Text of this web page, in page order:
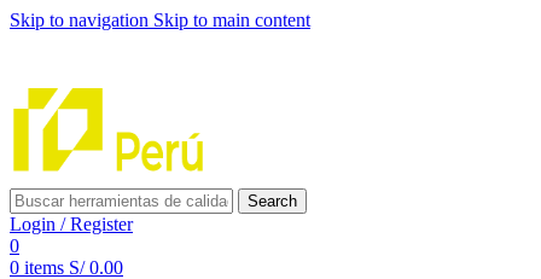
Skip to navigation Skip to main content
Search
Login / Register
0
0 items S/0.00